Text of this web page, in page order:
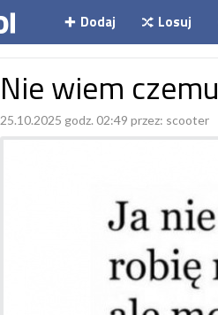
Dodaj Losuj
Nie wiem czemu
25.10.2025 godz. 02:49 przez: scooter